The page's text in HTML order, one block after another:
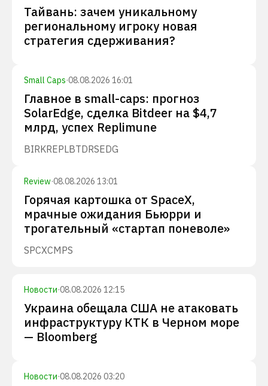
Тайвань: зачем уникальному
региональному игроку новая
стратегия сдерживания?
Small Caps·08.08.2026 16:01
Главное в small-caps: прогноз
SolarEdge, сделка Bitdeer на $4,7
млрд, успех Replimune
BIRKREPLBTDRSEDG
Review·08.08.2026 13:01
Горячая картошка от SpaceX,
мрачные ожидания Бьюрри и
трогательный «стартап поневоле»
SPCXCMPS
Новости·08.08.2026 12:15
Украина обещала США не атаковать
инфраструктуру КТК в Черном море
— Bloomberg
Новости·08.08.2026 03:20